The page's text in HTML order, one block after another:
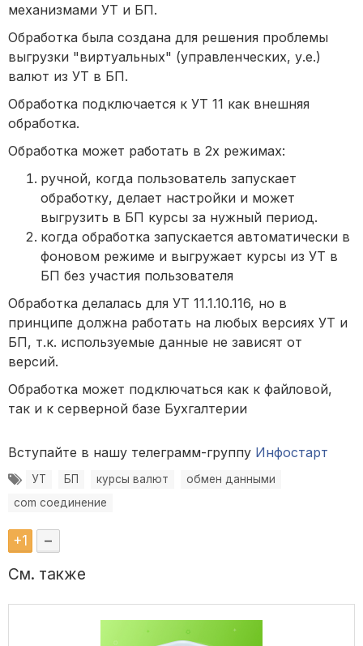
механизмами УТ и БП.
Обработка была создана для решения проблемы
выгрузки "виртуальных" (управленческих, у.е.)
валют из УТ в БП.
Обработка подключается к УТ 11 как внешняя
обработка.
Обработка может работать в 2х режимах:
ручной, когда пользователь запускает
обработку, делает настройки и может
выгрузить в БП курсы за нужный период.
когда обработка запускается автоматически в
фоновом режиме и выгружает курсы из УТ в
БП без участия пользователя
Обработка делалась для УТ 11.1.10.116, но в
принципе должна работать на любых версиях УТ и
БП, т.к. используемые данные не зависят от
версий.
Обработка может подключаться как к файловой,
так и к серверной базе Бухгалтерии
Вступайте в нашу телеграмм-группу Инфостарт
УТ БП курсы валют
обмен данными
com соединение
+1 –
См. также